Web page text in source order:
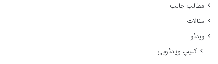
مطالب جالب
مقالات
ویدئو
کلیپ ویدئویی